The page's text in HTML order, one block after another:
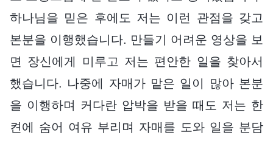
하나님을 믿은 후에도 저는 이런 관점을 갖고
본분을 이행했습니다. 만들기 어려운 영상을 보
면 장신에게 미루고 저는 편안한 일을 찾아서
했습니다. 나중에 자매가 맡은 일이 많아 본분
을 이행하며 커다란 압박을 받을 때도 저는 한
켠에 숨어 여유 부리며 자매를 도와 일을 분담